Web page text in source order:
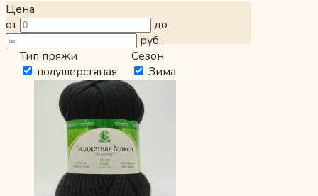
Цена
от
до
руб.
Тип пряжи
полушерстяная
Сезон
Зима